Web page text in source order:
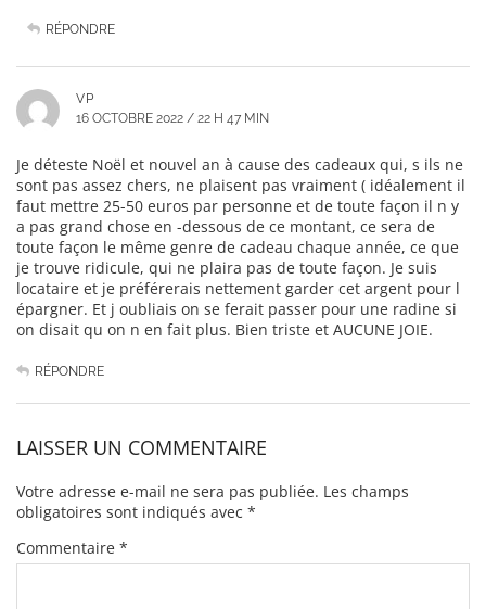
RÉPONDRE
VP
16 OCTOBRE 2022 / 22 H 47 MIN
Je déteste Noël et nouvel an à cause des cadeaux qui, s ils ne
sont pas assez chers, ne plaisent pas vraiment ( idéalement il
faut mettre 25-50 euros par personne et de toute façon il n y
a pas grand chose en -dessous de ce montant, ce sera de
toute façon le même genre de cadeau chaque année, ce que
je trouve ridicule, qui ne plaira pas de toute façon. Je suis
locataire et je préférerais nettement garder cet argent pour l
épargner. Et j oubliais on se ferait passer pour une radine si
on disait qu on n en fait plus. Bien triste et AUCUNE JOIE.
RÉPONDRE
LAISSER UN COMMENTAIRE
Votre adresse e-mail ne sera pas publiée. Les champs
obligatoires sont indiqués avec *
Commentaire *